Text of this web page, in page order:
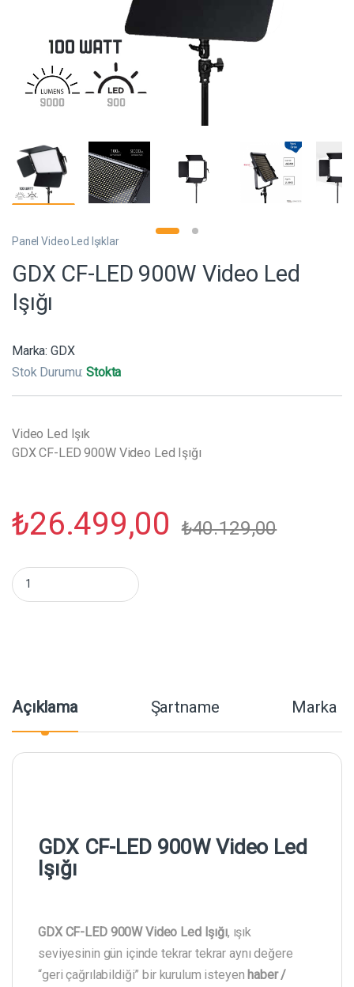
Panel Video Led Işıklar
GDX CF-LED 900W Video Led
Işığı
Marka: GDX
Stok Durumu:Stokta
Video Led Işık
GDX CF-LED 900W Video Led Işığı
₺26.499,00 ₺40.129,00
GDX CF-LED 900W Video Led Işığı miktar
Açıklama Şartname Marka
GDX CF-LED 900W Video Led
Işığı
GDX CF-LED 900W Video Led Işığı, ışık
seviyesinin gün içinde tekrar tekrar aynı değere
“geri çağrılabildiği” bir kurulum isteyen haber /